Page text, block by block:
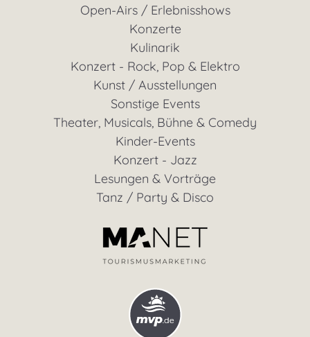
Open-Airs / Erlebnisshows
Konzerte
Kulinarik
Konzert - Rock, Pop & Elektro
Kunst / Ausstellungen
Sonstige Events
Theater, Musicals, Bühne & Comedy
Kinder-Events
Konzert - Jazz
Lesungen & Vorträge
Tanz / Party & Disco